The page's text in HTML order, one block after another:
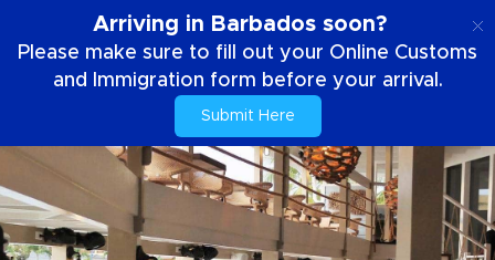
Arriving in Barbados soon?
Please make sure to fill out your Online Customs
and Immigration form before your arrival.
Submit Here